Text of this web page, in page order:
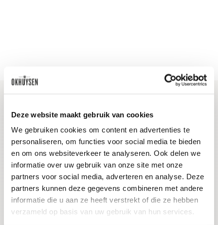
Deze website maakt gebruik van cookies
We gebruiken cookies om content en advertenties te
personaliseren, om functies voor social media te bieden
en om ons websiteverkeer te analyseren. Ook delen we
informatie over uw gebruik van onze site met onze
partners voor social media, adverteren en analyse. Deze
partners kunnen deze gegevens combineren met andere
informatie die u aan ze heeft verstrekt of die ze hebben
verzameld op basis van uw gebruik van hun services.
Blijf op de hoogte
Ontvang het laatste wijnnieuws, proeverijen en
evenementen
E-mailadres
Aanmelden